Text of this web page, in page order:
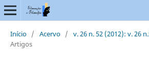
Início / Acervo / v. 26 n. 52 (2012): v. 26
Artigos